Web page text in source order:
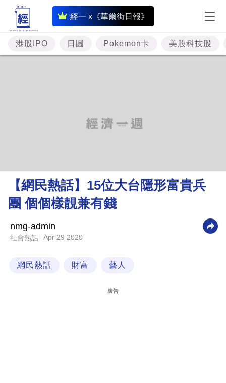
經一 x《華爾街日報》
即
時
財
經
理
財
商
科
港股IPO 日圓 Pokemon卡 美股科技股
【網民熱話】15位大台隱形富貴兵
團 個個樣靚兼有錢
nmg-admin
社會熱話 Apr 29 2020
網民熱話 財富 藝人
廣告